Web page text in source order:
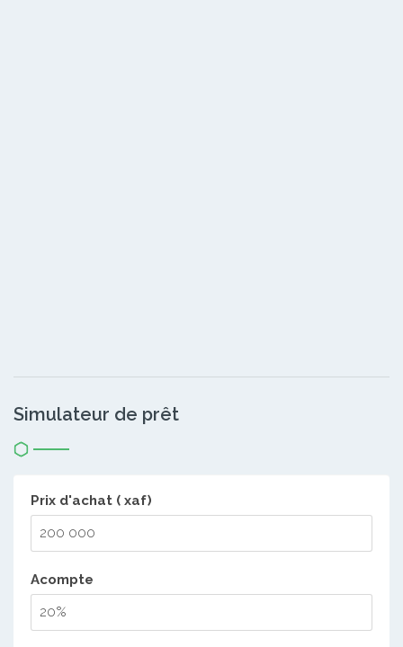
Simulateur de prêt
Prix d'achat ( xaf)
Acompte